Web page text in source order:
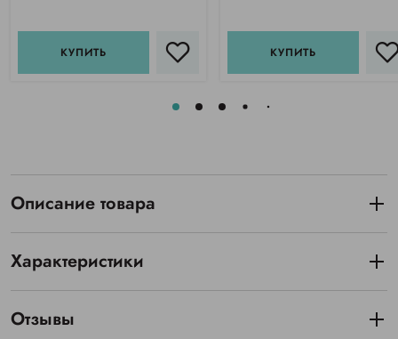
КУПИТЬ КУПИТЬ
Описание товара
Характеристики
Отзывы